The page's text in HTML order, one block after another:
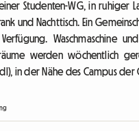
Studenten-WG, in
und Nachttisch. Ein
Waschmaschine
werden wöchentlich
in der Nähe des Campus